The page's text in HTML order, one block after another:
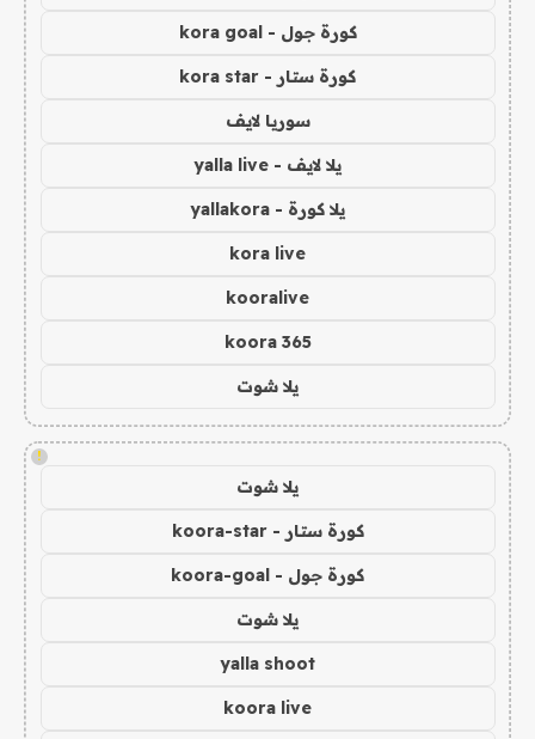
كورة جول - kora goal
كورة ستار - kora star
سوريا لايف
يلا لايف - yalla live
يلا كورة - yallakora
kora live
kooralive
koora 365
يلا شوت
!
يلا شوت
كورة ستار - koora-star
كورة جول - koora-goal
يلا شوت
yalla shoot
koora live